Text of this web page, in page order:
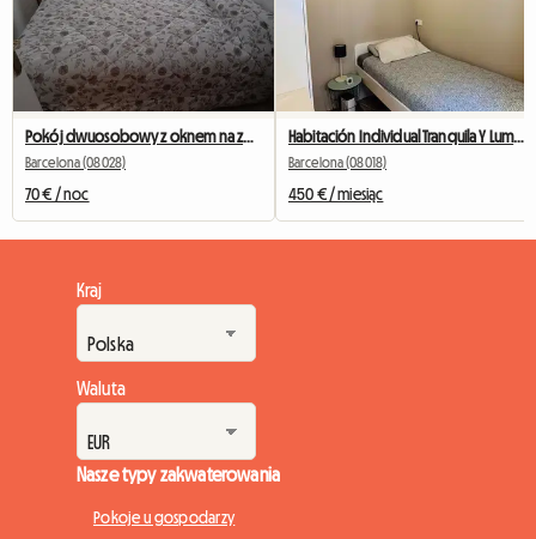
Pokój dwuosobowy z oknem na zewnątrz naprzeciwko Camp Nou
Barcelona (08028)
70 € / noc
Habitación Individual Tranquila Y Luminosa
Barcelona (08018)
450 € / miesiąc
Kraj
Waluta
Nasze typy zakwaterowania
Pokoje u gospodarzy